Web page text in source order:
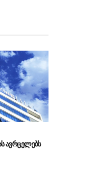
გიგა
იმნაძეს და
ავრცელებს